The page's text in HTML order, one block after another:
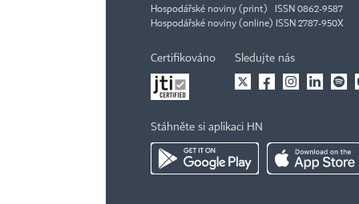
Hospodářské noviny (print) ISSN 0862-9587
Hospodářské noviny (online) ISSN 2787-950X
Certifikováno Sledujte nás
Stáhněte si aplikaci HN